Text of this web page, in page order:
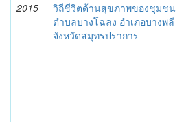
2015
วิถีชีวิตด้านสุขภาพของชุมชน
ตำบลบางโฉลง อำเภอบางพลี
จังหวัดสมุทรปราการ